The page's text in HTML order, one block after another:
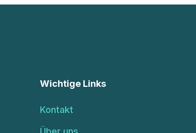
Wichtige Links
Kontakt